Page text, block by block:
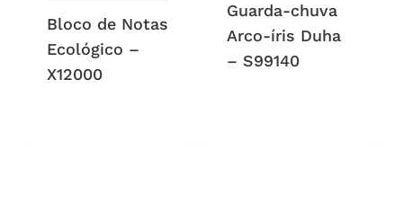
Bloco de Notas
Ecológico –
X12000
Guarda-chuva
Arco-íris Duha
– S99140